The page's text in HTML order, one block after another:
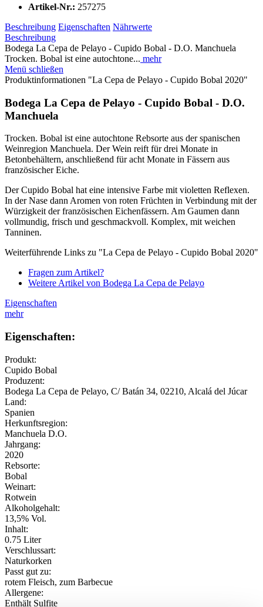
Artikel-Nr.: 257275
Beschreibung Eigenschaften Nährwerte
Beschreibung
Bodega La Cepa de Pelayo - Cupido Bobal - D.O. Manchuela
Trocken. Bobal ist eine autochtone... mehr
Menü schließen
Produktinformationen "La Cepa de Pelayo - Cupido Bobal 2020"
Bodega La Cepa de Pelayo - Cupido Bobal - D.O.
Manchuela
Trocken. Bobal ist eine autochtone Rebsorte aus der spanischen
Weinregion Manchuela. Der Wein reift für drei Monate in
Betonbehältern, anschließend für acht Monate in Fässern aus
französischer Eiche.
Der Cupido Bobal hat eine intensive Farbe mit violetten Reflexen.
In der Nase dann Aromen von roten Früchten in Verbindung mit der
Würzigkeit der französischen Eichenfässern. Am Gaumen dann
vollmundig, frisch und geschmackvoll. Komplex, mit weichen
Tanninen.
Weiterführende Links zu "La Cepa de Pelayo - Cupido Bobal 2020"
Fragen zum Artikel?
Weitere Artikel von Bodega La Cepa de Pelayo
Eigenschaften
mehr
Eigenschaften:
Produkt:
Cupido Bobal
Produzent:
Bodega La Cepa de Pelayo, C/ Batán 34, 02210, Alcalá del Júcar
Land:
Spanien
Herkunftsregion:
Manchuela D.O.
Jahrgang:
2020
Rebsorte:
Bobal
Weinart:
Rotwein
Alkoholgehalt:
13,5% Vol.
Inhalt:
0.75 Liter
Verschlussart:
Naturkorken
Passt gut zu:
rotem Fleisch, zum Barbecue
Allergene:
Enthält Sulfite